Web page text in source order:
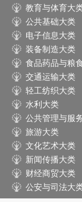
教育与体育大
公共基础大类
电子信息大类
装备制造大类
食品药品与粮
交通运输大类
轻工纺织大类
水利大类
公共管理与服
旅游大类
文化艺术大类
新闻传播大类
财经商贸大类
公安与司法大